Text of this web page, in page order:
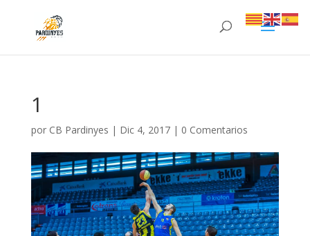
1
por CB Pardinyes | Dic 4, 2017| 0 Comentarios